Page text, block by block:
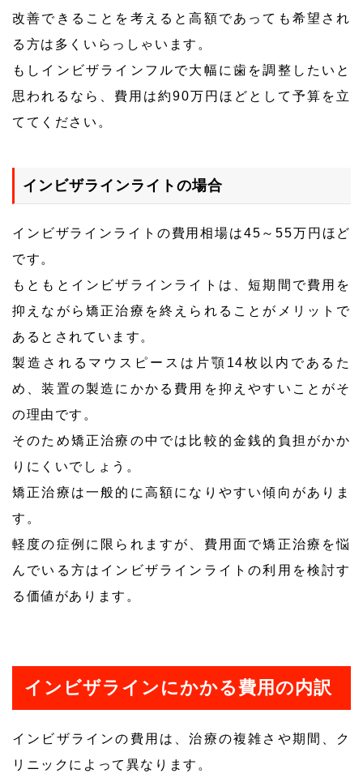
改善できることを考えると高額であっても希望され
る方は多くいらっしゃいます。
もしインビザラインフルで大幅に歯を調整したいと
思われるなら、費用は約90万円ほどとして予算を立
ててください。
インビザラインライトの場合
インビザラインライトの費用相場は45～55万円ほど
です。
もともとインビザラインライトは、短期間で費用を
抑えながら矯正治療を終えられることがメリットで
あるとされています。
製造されるマウスピースは片顎14枚以内であるた
め、装置の製造にかかる費用を抑えやすいことがそ
の理由です。
そのため矯正治療の中では比較的金銭的負担がかか
りにくいでしょう。
矯正治療は一般的に高額になりやすい傾向がありま
す。
軽度の症例に限られますが、費用面で矯正治療を悩
んでいる方はインビザラインライトの利用を検討す
る価値があります。
インビザラインにかかる費用の内訳
インビザラインの費用は、治療の複雑さや期間、ク
リニックによって異なります。